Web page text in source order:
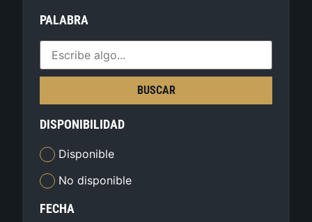
PALABRA
BUSCAR
DISPONIBILIDAD
Disponible
No disponible
FECHA